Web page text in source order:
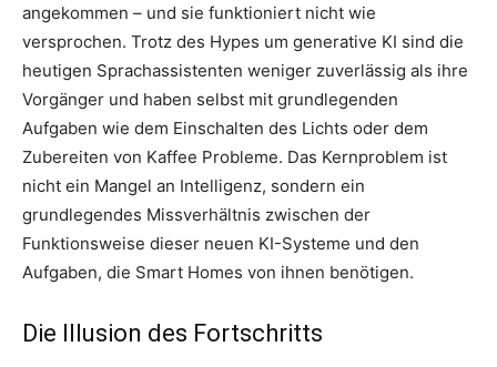
angekommen – und sie funktioniert nicht wie
versprochen. Trotz des Hypes um generative KI sind die
heutigen Sprachassistenten weniger zuverlässig als ihre
Vorgänger und haben selbst mit grundlegenden
Aufgaben wie dem Einschalten des Lichts oder dem
Zubereiten von Kaffee Probleme. Das Kernproblem ist
nicht ein Mangel an Intelligenz, sondern ein
grundlegendes Missverhältnis zwischen der
Funktionsweise dieser neuen KI-Systeme und den
Aufgaben, die Smart Homes von ihnen benötigen.
Die Illusion des Fortschritts